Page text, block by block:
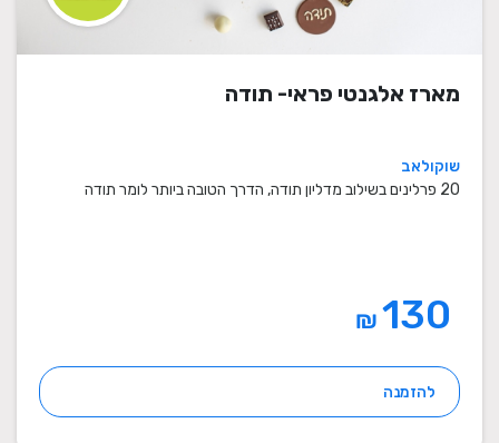
מארז אלגנטי פראי- תודה
שוקולאב
20 פרלינים בשילוב מדליון תודה, הדרך הטובה ביותר לומר תודה
₪
להזמנה